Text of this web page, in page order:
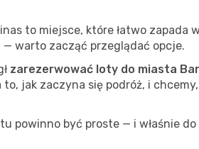
to miejsce, które łatwo zapada
— warto zacząć przeglądać opcje.
zarezerwować loty do miasta
jak zaczyna się podróż, i
powinno być proste — i właśnie